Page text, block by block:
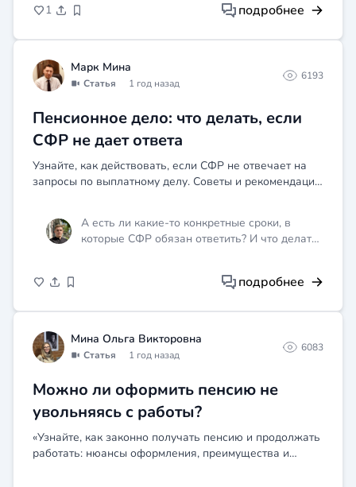
1
подробнее
Марк Мина
Статья 1 год назад
6193
Пенсионное дело: что делать, если
СФР не дает ответа
Узнайте, как действовать, если СФР не отвечает на
запросы по выплатному делу. Советы и рекомендации
А есть ли какие-то конкретные сроки, в
которые СФР обязан ответить? И что делать,
подробнее
Мина Ольга Викторовна
Статья 1 год назад
6083
Можно ли оформить пенсию не
увольняясь с работы?
«Узнайте, как законно получать пенсию и продолжать
работать: нюансы оформления, преимущества и